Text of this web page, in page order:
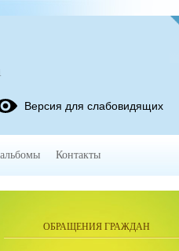
ОБРАЩЕНИЯ ГРАЖДАН
Версия для слабовидящих
Контакты